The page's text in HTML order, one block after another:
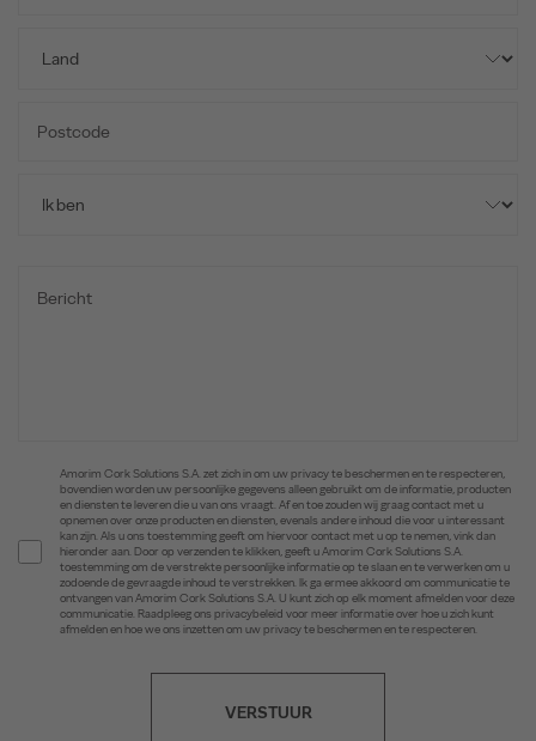
Amorim Cork Solutions S.A. zet zich in om uw privacy te beschermen en te respecteren,
bovendien worden uw persoonlijke gegevens alleen gebruikt om de informatie, producten
en diensten te leveren die u van ons vraagt. Af en toe zouden wij graag contact met u
opnemen over onze producten en diensten, evenals andere inhoud die voor u interessant
kan zijn. Als u ons toestemming geeft om hiervoor contact met u op te nemen, vink dan
hieronder aan. Door op verzenden te klikken, geeft u Amorim Cork Solutions S.A.
toestemming om de verstrekte persoonlijke informatie op te slaan en te verwerken om u
zodoende de gevraagde inhoud te verstrekken. Ik ga ermee akkoord om communicatie te
ontvangen van Amorim Cork Solutions S.A. U kunt zich op elk moment afmelden voor deze
communicatie. Raadpleeg ons privacybeleid voor meer informatie over hoe u zich kunt
afmelden en hoe we ons inzetten om uw privacy te beschermen en te respecteren.
VERSTUUR